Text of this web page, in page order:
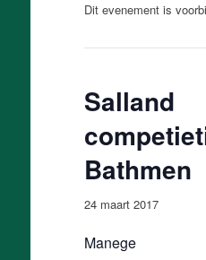
Dit evenement is
Salland
Bathmen
24 maart 2017
Manege